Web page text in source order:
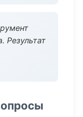
Результат